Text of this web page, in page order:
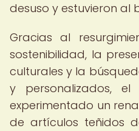
desuso y estuvieron al
Gracias al
sostenibilidad, la
culturales y la
y personalizados,
experimentado un
de artículos teñidos